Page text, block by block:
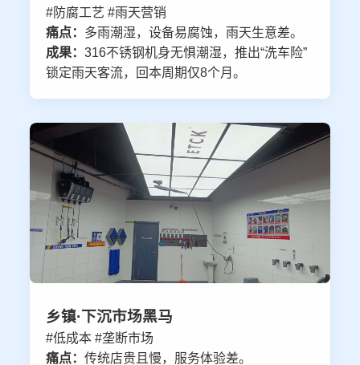
#防腐工艺 #雨天营销
痛点： 多雨潮湿，设备易腐蚀，雨天生意差。
成果：316不锈钢机身无惧潮湿，推出“洗车险”
锁定雨天客流，回本周期仅8个月。
乡镇·下沉市场黑马
#低成本 #垄断市场
痛点：传统店贵且慢，服务体验差。